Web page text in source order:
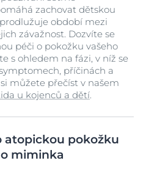
zachovat dětskou
období mezi
závažnost. Dozvíte se
péči o pokožku vašeho
s ohledem na fázi, v níž se
příčinách a
můžete přečíst v našem
u kojenců a dětí.
atopickou pokožku
miminka